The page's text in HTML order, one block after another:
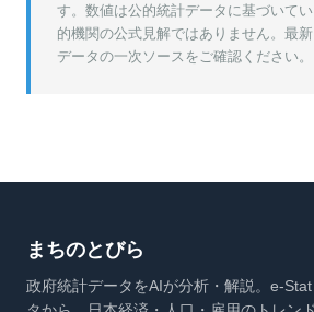
す。数値は公的統計データに基づいて
的機関の公式見解ではありません。最
データの一次ソースをご確認ください。
まちのとびら
政府統計データをAIが分析・解説。e-